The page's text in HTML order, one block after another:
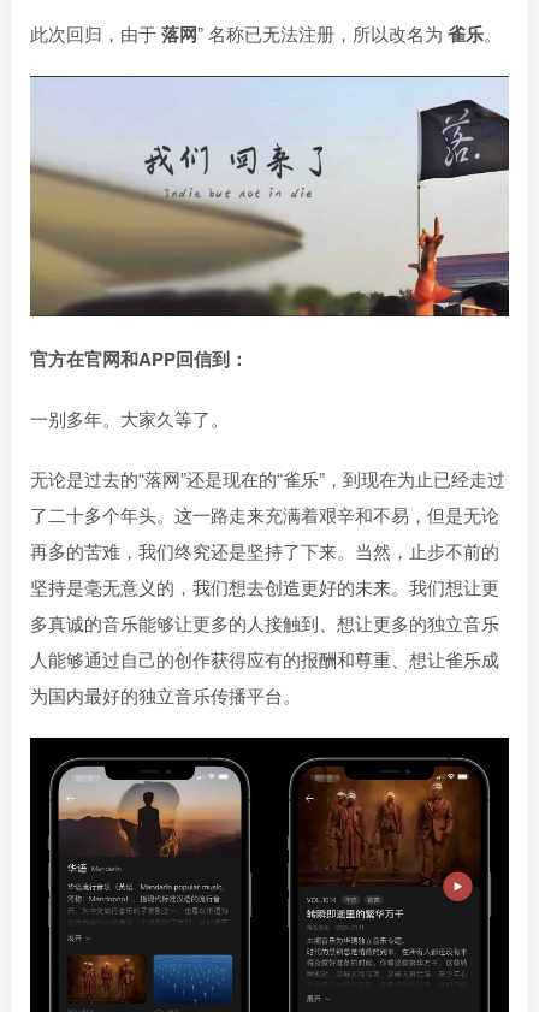
此次回归，由于落网” 名称已无法注册，所以改名为 雀乐。
官方在官网和APP回信到：
一别多年。大家久等了。
无论是过去的“落网”还是现在的“雀乐”，到现在为止已经走过
了二十多个年头。这一路走来充满着艰辛和不易，但是无论
再多的苦难，我们终究还是坚持了下来。当然，止步不前的
坚持是毫无意义的，我们想去创造更好的未来。我们想让更
多真诚的音乐能够让更多的人接触到、想让更多的独立音乐
人能够通过自己的创作获得应有的报酬和尊重、想让雀乐成
为国内最好的独立音乐传播平台。